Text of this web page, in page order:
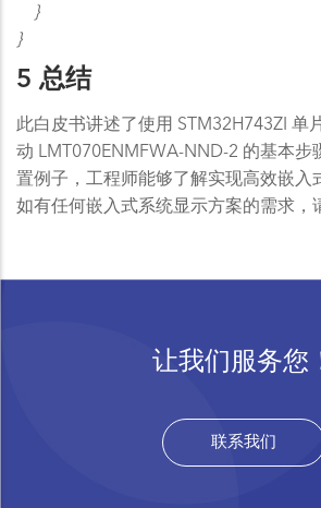
}
}
5 总结
此白皮书讲述了使用 STM32H743ZI 单
动 LMT070ENMFWA-NND-2 的基本步
置例子，工程师能够了解实现高效嵌入
如有任何嵌入式系统显示方案的需求，
让我们服务您
联系我们